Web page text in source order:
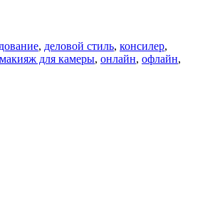
, деловой стиль, консилер,
макияж для камеры, онлайн, офлайн,